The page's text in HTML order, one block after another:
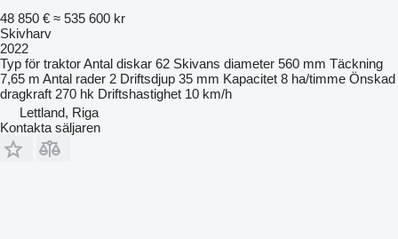
48 850 € ≈ 535 600 kr
Skivharv
2022
Typ för traktorAntal diskar 62 Skivans diameter 560 mm Täckning
7,65 m Antal rader 2 Driftsdjup 35 mm Kapacitet 8 ha/timme Önskad
dragkraft 270 hk Driftshastighet 10 km/h
Lettland, Riga
Kontakta säljaren